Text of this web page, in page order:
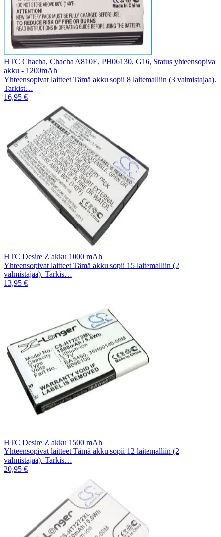
HTC Chacha, Chacha A810E, PH06130, G16, Status yhteensopiva
akku - 1200mAh
Yhteensopivat laitteet Tämä akku sopii 8 laitemalliin (3 valmistajaa).
Tarkist…
16,95 €
HTC Desire Z akku 1000 mAh
Yhteensopivat laitteet Tämä akku sopii 15 laitemalliin (2
valmistajaa). Tarkis…
13,95 €
HTC Desire Z akku 1500 mAh
Yhteensopivat laitteet Tämä akku sopii 12 laitemalliin (2
valmistajaa). Tarkis…
20,95 €